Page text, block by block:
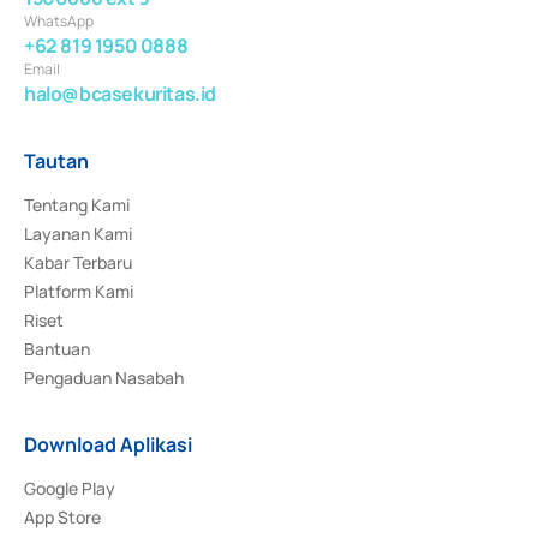
WhatsApp
+62 819 1950 0888
Email
halo@bcasekuritas.id
Tautan
Tentang Kami
Layanan Kami
Kabar Terbaru
Platform Kami
Riset
Bantuan
Pengaduan Nasabah
Download Aplikasi
Google Play
App Store